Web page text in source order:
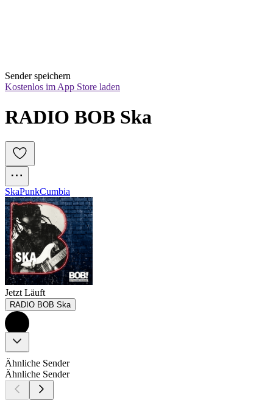
Sender speichern
Kostenlos im App Store laden
RADIO BOB Ska
SkaPunkCumbia
Jetzt Läuft
RADIO BOB Ska
Ähnliche Sender
Ähnliche Sender